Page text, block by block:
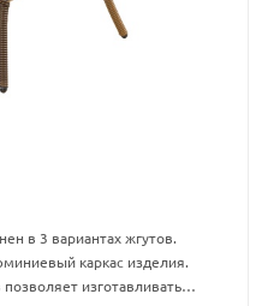
в 3 вариантах жгутов.
каркас изделия.
изготавливать